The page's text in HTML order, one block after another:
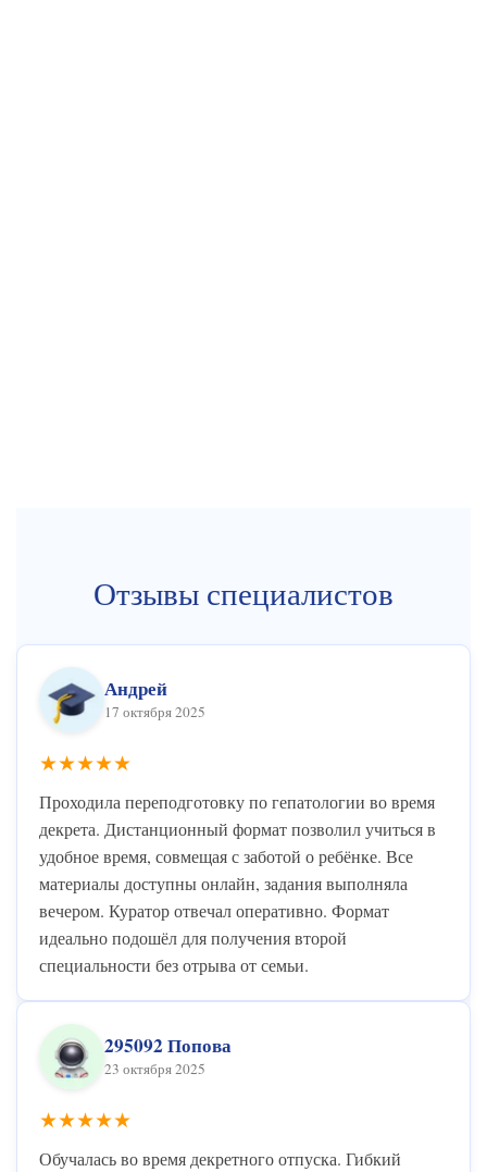
Отзывы специалистов
Андрей
17 октября 2025
★★★★★
Проходила переподготовку по гепатологии во время
декрета. Дистанционный формат позволил учиться в
удобное время, совмещая с заботой о ребёнке. Все
материалы доступны онлайн, задания выполняла
вечером. Куратор отвечал оперативно. Формат
идеально подошёл для получения второй
специальности без отрыва от семьи.
295092 Попова
23 октября 2025
★★★★★
Обучалась во время декретного отпуска. Гибкий